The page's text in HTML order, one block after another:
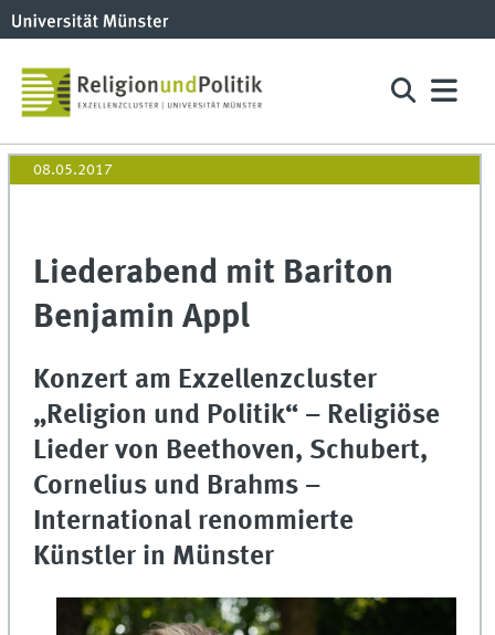
08.05.2017
Liederabend mit Bariton
Benjamin Appl
Konzert am Exzellenzcluster
„Religion und Politik“ – Religiöse
Lieder von Beethoven, Schubert,
Cornelius und Brahms –
International renommierte
Künstler in Münster